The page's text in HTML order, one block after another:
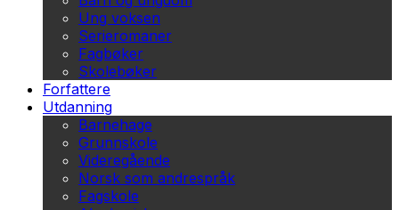
Ung voksen
Serieromaner
Fagbøker
Skolebøker
Forfattere
Utdanning
Barnehage
Grunnskole
Videregående
Norsk som andrespråk
Fagskole